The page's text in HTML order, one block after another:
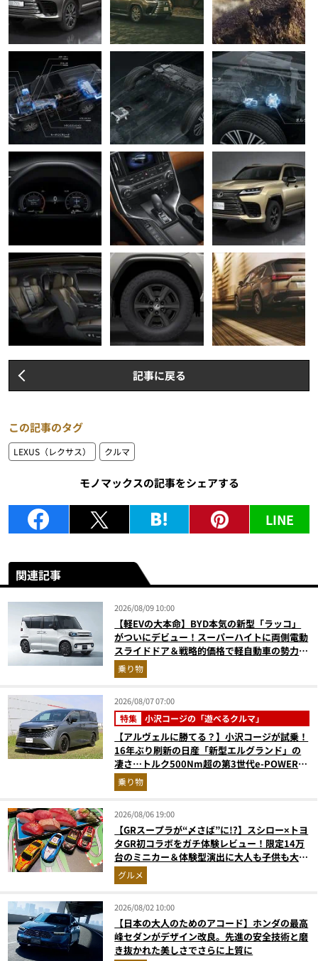
記事に戻る
この記事のタグ
LEXUS（レクサス） クルマ
モノマックスの記事をシェアする
LINE
関連記事
2026/08/09 10:00
【軽EVの大本命】BYD本気の新型「ラッコ」
がついにデビュー！スーパーハイトに両側電動
スライドドア＆戦略的価格で軽自動車の勢力図
はどうなる？
乗り物
2026/08/07 07:00
特集 小沢コージの「遊べるクルマ」
【アルヴェルに勝てる？】小沢コージが試乗！
16年ぶり刷新の日産「新型エルグランド」の
凄さ…トルク500Nm超の第3世代e-POWER＆
和の格調高きデザインを徹底チェック
乗り物
2026/08/06 19:00
【GRスープラが“〆さば”に!?】スシロー×トヨ
タGR初コラボをガチ体験レビュー！限定14万
台のミニカー＆体験型演出に大人も子供も大興
奮間違いなし
グルメ
2026/08/02 10:00
【日本の大人のためのアコード】ホンダの最高
峰セダンがデザイン改良。先進の安全技術と磨
き抜かれた美しさでさらに上質に